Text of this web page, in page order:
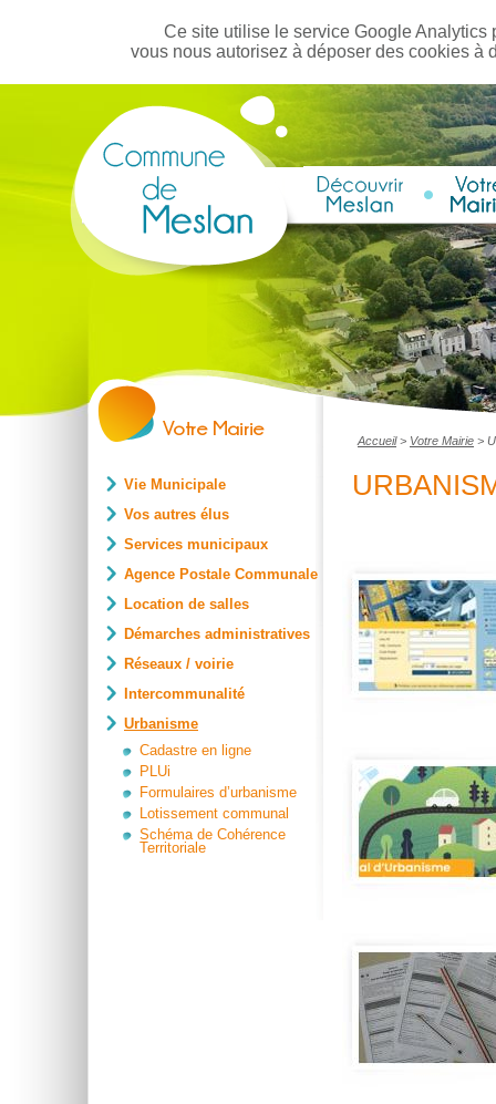
Ce site utilise le service Google
vous nous autorisez à déposer des cookies
Vie Municipale
Vos autres élus
Services municipaux
Agence Postale Communale
Location de salles
Démarches administratives
Réseaux / voirie
Intercommunalité
Urbanisme
Cadastre en ligne
PLUi
Formulaires d’urbanisme
Lotissement communal
Schéma de Cohérence
Territoriale
Accueil> Votre Mairie >